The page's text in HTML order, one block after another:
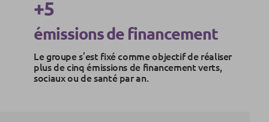
+5
émissions de financement
Le groupe s’est fixé comme objectif de réaliser
plus de cinq émissions de financement verts,
sociaux ou de santé par an.